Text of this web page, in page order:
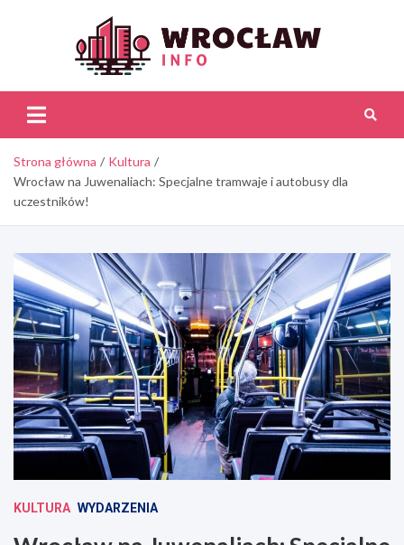
Strona główna
Kultura
Wrocław na Juwenaliach: Specjalne tramwaje i autobusy dla
uczestników!
KULTURA WYDARZENIA